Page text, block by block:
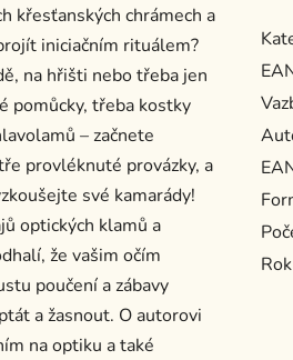
křesťanských chrámech a
iniciačním rituálem?
na hřišti nebo třeba jen
pomůcky, třeba kostky
– začnete
provléknuté provázky, a
své kamarády!
optických klamů a
že vašim očím
poučení a zábavy
a žasnout. O autorovi
na optiku a také